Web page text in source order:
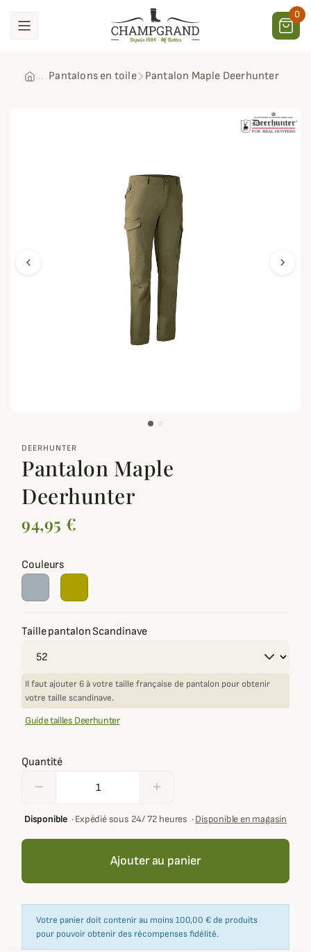
0
Pantalons en toile Pantalon Maple Deerhunter
chevron_left
zoom_out_map
chevron_right
DEERHUNTER
Pantalon Maple
Deerhunter
94,95 €
Couleurs
Taille pantalon Scandinave
Il faut ajouter 6 à votre taille française de pantalon pour obtenir
votre taille scandinave.
Guide tailles Deerhunter
Quantité
remove add
Disponible·Expédié sous 24/ 72 heures ·Disponible en magasin
Ajouter au panier
Votre panier doit contenir au moins 100,00 € de produits
pour pouvoir obtenir des récompenses fidélité.